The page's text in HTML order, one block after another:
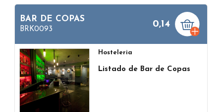
BAR DE COPAS
BRK0093
0,14
Hosteleria
Listado de Bar de Copas